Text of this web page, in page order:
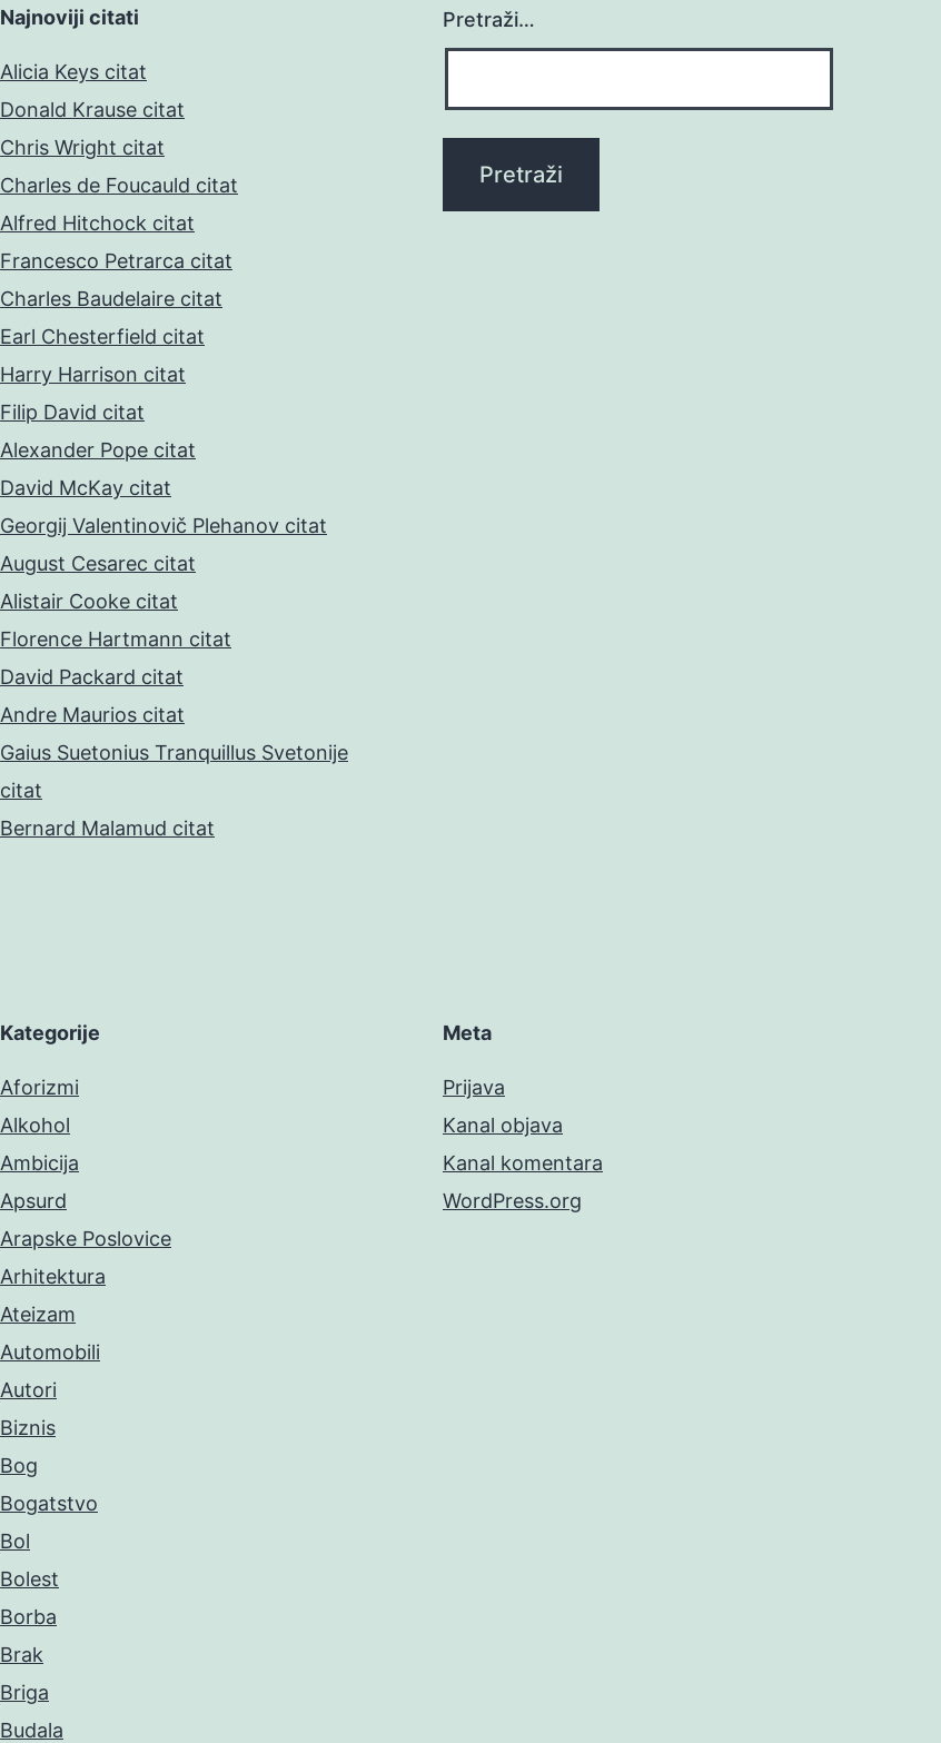
Najnoviji citati
Alicia Keys citat
Donald Krause citat
Chris Wright citat
Charles de Foucauld citat
Alfred Hitchock citat
Francesco Petrarca citat
Charles Baudelaire citat
Earl Chesterfield citat
Harry Harrison citat
Filip David citat
Alexander Pope citat
David McKay citat
Georgij Valentinovič Plehanov citat
August Cesarec citat
Alistair Cooke citat
Florence Hartmann citat
David Packard citat
Andre Maurios citat
Gaius Suetonius Tranquillus Svetonije
citat
Bernard Malamud citat
Pretraži…
Kategorije
Aforizmi
Alkohol
Ambicija
Apsurd
Arapske Poslovice
Arhitektura
Ateizam
Automobili
Autori
Biznis
Bog
Bogatstvo
Bol
Bolest
Borba
Brak
Briga
Budala
Meta
Prijava
Kanal objava
Kanal komentara
WordPress.org